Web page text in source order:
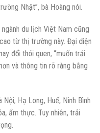
Nhật”, bà Hoàng nói.
du lịch Việt Nam cũng
từ thị trường này. Đại diện
đổi thói quen, “muốn trải
và thông tin rõ ràng bằng
Hạ Long, Huế, Ninh Bình
ẩm thực. Tuy nhiên, trải